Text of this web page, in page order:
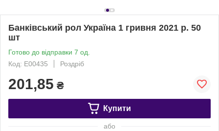
Банківський рол Україна 1 гривня 2021 р. 50
шт
Готово до відправки 7 од.
Код: Е00435
Роздріб
201,85 ₴
Купити
або